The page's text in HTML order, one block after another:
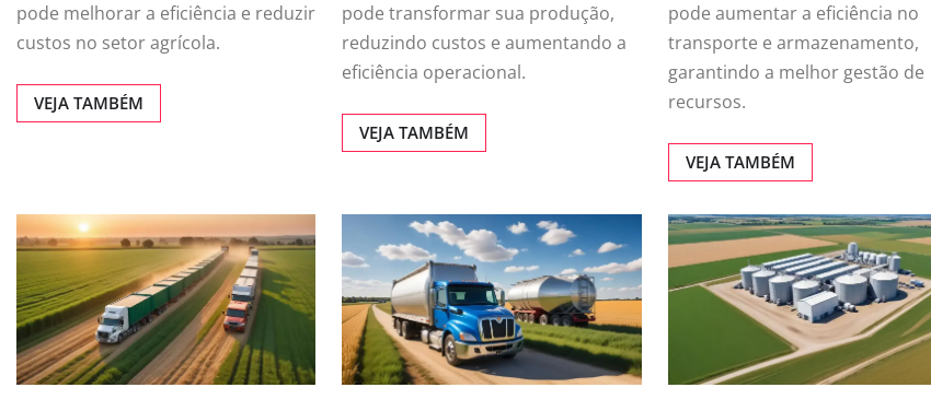
pode melhorar a eficiência e reduzir
custos no setor agrícola.
VEJA TAMBÉM
pode transformar sua produção,
reduzindo custos e aumentando a
eficiência operacional.
VEJA TAMBÉM
pode aumentar a eficiência no
transporte e armazenamento,
garantindo a melhor gestão de
recursos.
VEJA TAMBÉM